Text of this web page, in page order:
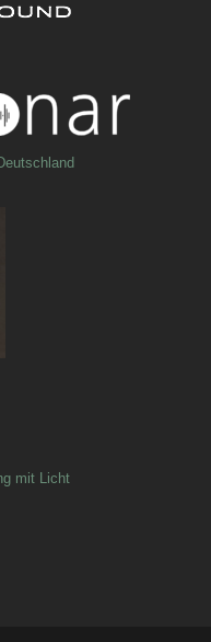
mit Licht